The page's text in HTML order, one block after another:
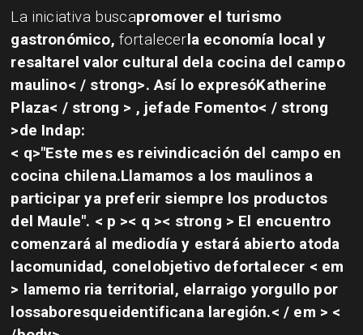
La iniciativa buscapromover el turismo
gastronómico, fortalecerla economía local y
resaltarel valor cultural dela cocina del campo
maulino< / strong>. Así lo expresóKatherine
Plaza< / strong > , jefade Fomento< / strong
>de Indap:
< q>"Este mes es reivindicación del campo en
cocina chilena.Llamamos a los maulinos a
participar ya preferir siempre los productos
del Maule". < p >< q >< strong > El encuentro
comenzará al mediodíay estará abierto atoda
lacomunidad, conelobjetivo defortalecer < em
> lamemo ria territorial, elarraigo yorgullo por
lossaboresqueidentificana laregión.< / em > <